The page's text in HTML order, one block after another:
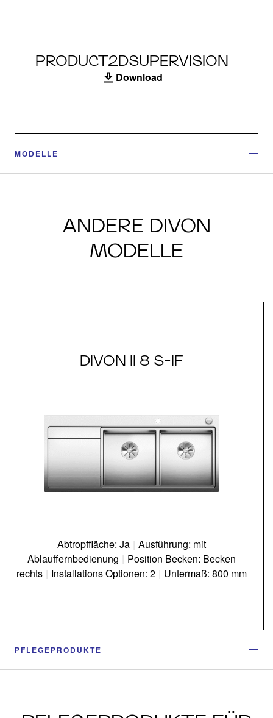
PRODUCT2DSUPERVISION
Download
MODELLE
ANDERE DIVON
MODELLE
DIVON II 8 S-IF
Abtropffläche: Ja | Ausführung: mit
Ablauffernbedienung | Position Becken: Becken
rechts | Installations Optionen: 2 | Untermaß: 800 mm
PFLEGEPRODUKTE